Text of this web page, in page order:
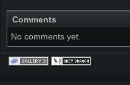
Comments
No comments yet.